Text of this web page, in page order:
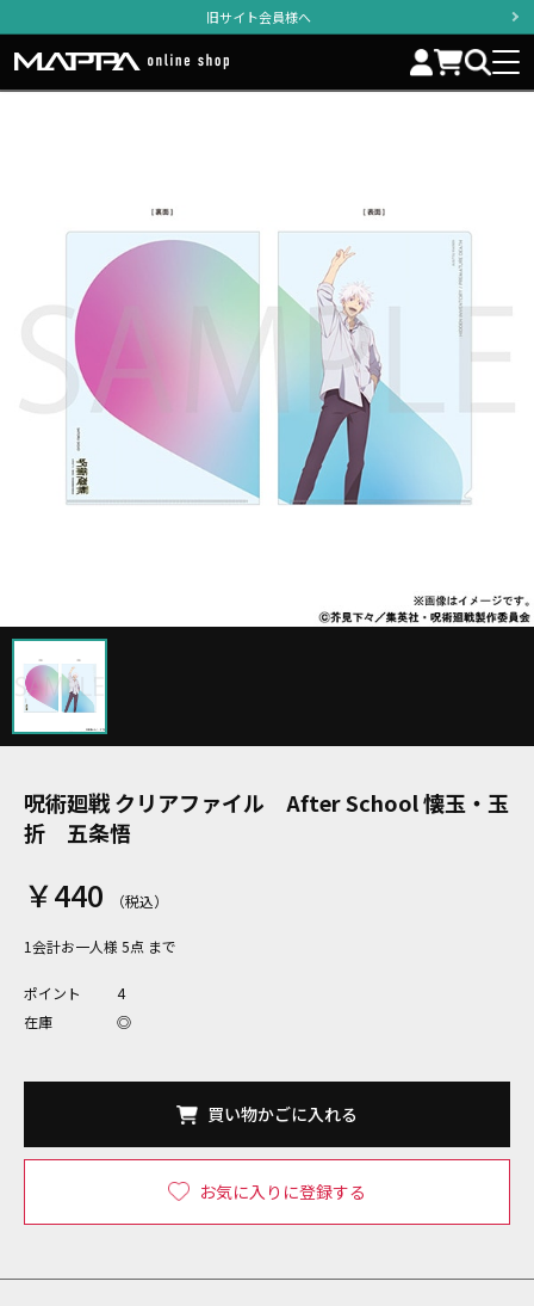
旧サイト会員様へ
呪術廻戦 クリアファイル After School 懐玉・玉
折 五条悟
￥440
1会計お一人様 5点 まで
ポイント
4
在庫
◎
買い物かごに入れる
お気に入りに登録する